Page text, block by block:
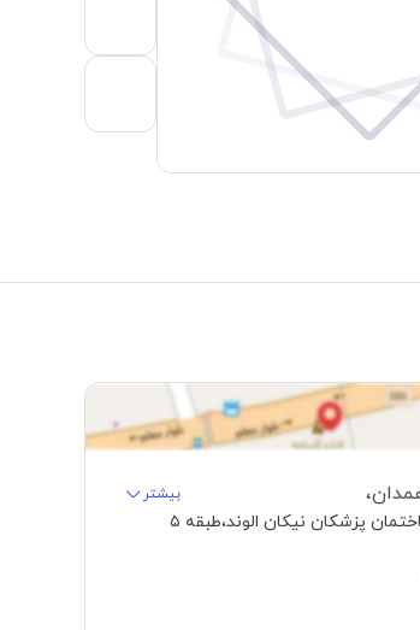
، بیشتر
پزشکان نیکان الوند،طبقه ۵